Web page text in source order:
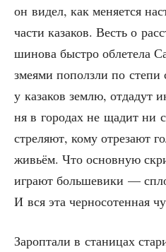
он видел, как меня­ет­ся
части каза­ков. Весть о
ши­но­ва быст­ро обле­те­ла
зме­я­ми пополз­ли по сте­пи
у каза­ков зем­лю, отда­дут
ня в горо­дах не щадит ни
стре­ля­ют, кому отре­за­ют
живьём. Что основ­ную
игра­ют боль­ше­ви­ки —
И вся эта чер­но­со­тен­ная
Зароп­та­ли в ста­ни­цах